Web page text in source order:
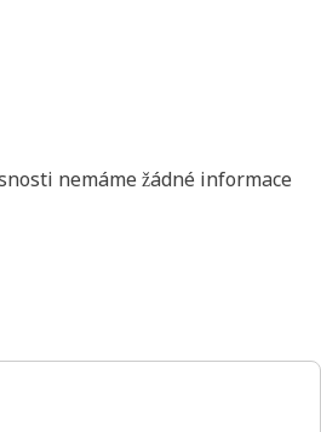
nemáme žádné informace